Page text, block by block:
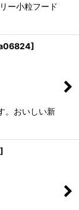
ー小粒フード
]
。おいしい新
]